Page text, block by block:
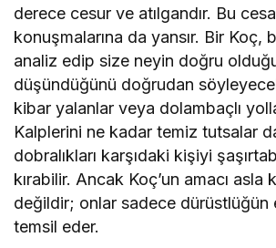
derece cesur ve atılgandır. Bu
konuşmalarına da yansır. Bir Koç,
analiz edip size neyin doğru
düşündüğünü doğrudan
kibar yalanlar veya dolambaçlı
Kalplerini ne kadar temiz tutsalar
dobralıkları karşıdaki kişiyi
kırabilir. Ancak Koç’un amacı asla
değildir; onlar sadece dürüstlüğün
temsil eder.